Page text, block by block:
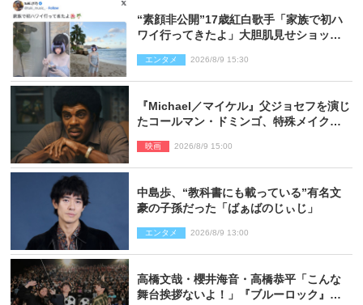
“素顔非公開”17歳紅白歌手「家族で初ハ
ワイ行ってきたよ」大胆肌見せショット
エンタメ 2026/8/9 15:30
『Michael／マイケル』父ジョセフを演じ
たコールマン・ドミンゴ、特殊メイクに2
映画 2026/8/9 15:00
中島歩、“教科書にも載っている”有名文
豪の子孫だった「ばぁばのじぃじ」
エンタメ 2026/8/9 13:00
高橋文哉・櫻井海音・高橋恭平「こんな
舞台挨拶ないよ！」『ブルーロック』自